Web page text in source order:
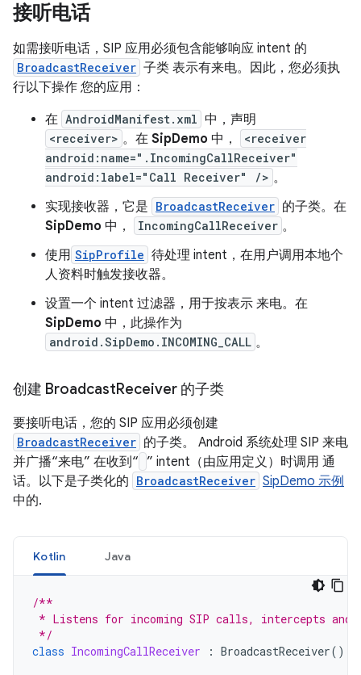
接听电话
如需接听电话，SIP 应用必须包含能够响应 intent 的
BroadcastReceiver 子类 表示有来电。因此，您必须执
行以下操作 您的应用：
在 AndroidManifest.xml 中，声明
<receiver> 。在 SipDemo 中，
<receiver
android:name=".IncomingCallReceiver"
android:label="Call Receiver" /> 。
实现接收器，它是 BroadcastReceiver 的子类。在
SipDemo 中， IncomingCallReceiver 。
使用 SipProfile 待处理 intent，在用户调用本地个
人资料时触发接收器。
设置一个 intent 过滤器，用于按表示 来电。在
SipDemo 中，此操作为
android.SipDemo.INCOMING_CALL 。
创建 BroadcastReceiver 的子类
要接听电话，您的 SIP 应用必须创建
BroadcastReceiver 的子类。
Android 系统处理 SIP 来电
并广播“来电” 在收到“ ” intent（由应用定义）时调用 通
话。 以下是子类化的 BroadcastReceiver SipDemo 示例
中的.
Kotlin Java
/**
* Listens for incoming SIP calls, intercepts and
*/
class IncomingCallReceiver : BroadcastReceiver()